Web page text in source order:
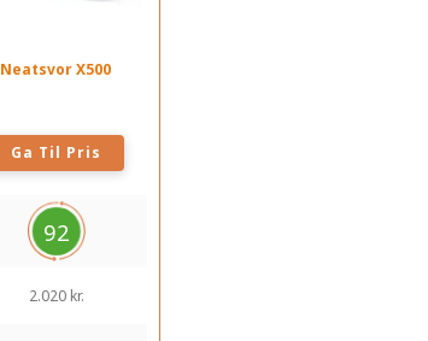
Neatsvor X500
Ga Til Pris
92
2.020 kr.